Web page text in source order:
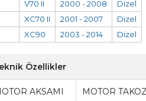
V70 II
2000 - 2008
Dizel
XC70 II
2001 - 2007
Dizel
XC90
2003 - 2014 Dizel
Özellikler
AKSAMI MOTOR